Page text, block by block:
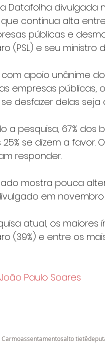
Datafolha divulgada
continua alta
públicas e
(PSL) e seu ministro
com apoio unânime
empresas públicas,
desfazer delas seja
a pesquisa, 67%
se dizem a favor.
responder.
mostra pouca
em novembro
atual, os
(39%) e entre os
Paulo Soares
Carmoassentamentosalto tietê